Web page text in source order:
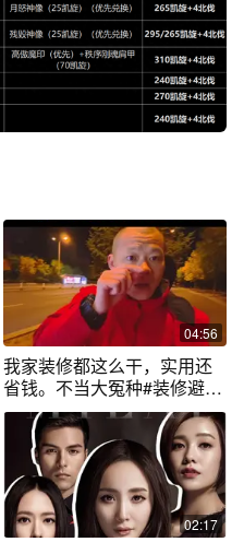
04:56
我家装修都这么干，实用还
省钱。不当大冤种#装修避坑
#装修避坑指南 #省钱攻略
02:17